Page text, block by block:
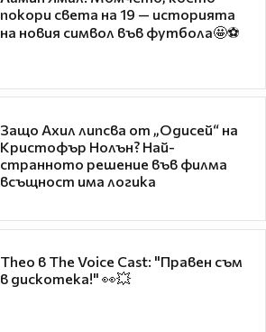
покори света на 19 — историята
на новия символ във футбола🤩⚽
Защо Ахил липсва от „Одисей“ на
Кристофър Нолън? Най-
странното решение във филма
всъщност има логика
Theo в The Voice Cast: "Правен съм
в дискотека!" 👀💥